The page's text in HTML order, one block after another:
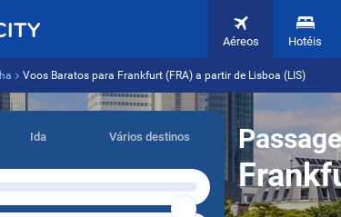
Aéreos Hotéis
Voos Baratos para Frankfurt (FRA) a partir de Lisboa (LIS)
Ida Vários destinos